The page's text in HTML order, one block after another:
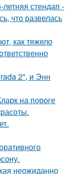
стендап -
что развелась
как тяжело
2", и Энн
на пороге
неожиданно